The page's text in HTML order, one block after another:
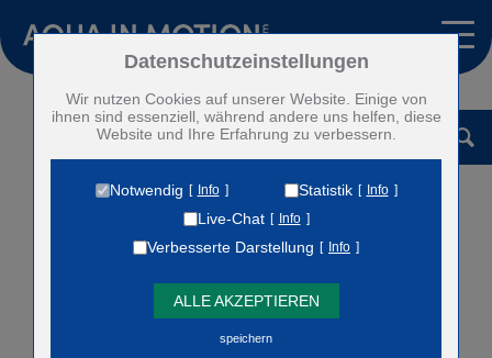
Pumpensysteme
Zubehör
Vermietung
Projekte
Kontakt
English
Zum Betrieb der Seite notwendige Cookies:
Name
PHP Session Cookie
Anbieter
Eigentümer dieser Website
Cookie Name
PHPSESSID
undefined
Eigentümer dieser Website
bezüglich der Speicherung von Cookies.
Datenschutzeinstellungen
Wir nutzen Cookies auf unserer Website. Einige von
ihnen sind essenziell, während andere uns helfen, diese
Website und Ihre Erfahrung zu verbessern.
Notwendig Info Statistik Info
Live-Chat Info
Verbesserte Darstellung Info
ALLE AKZEPTIEREN
speichern